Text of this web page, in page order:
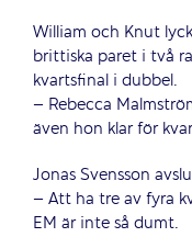
William och Knut
brittiska paret i två
kvartsfinal i dubbel.
– Rebecca
även hon klar för
Jonas Svensson
– Att ha tre av fyra
EM är inte så dumt.